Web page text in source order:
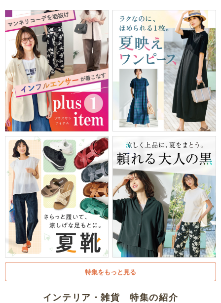
特集をもっと見る
インテリア・雑貨 特集の紹介